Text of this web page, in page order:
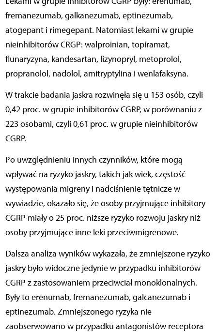
fremanezumab, galkanezumab, eptinezumab,
atogepant i rimegepant. Natomiast lekami w grupie
nieinhibitorów CRGP: walproinian, topiramat,
flunaryzyna, kandesartan, lizynopryl, metoprolol,
propranolol, nadolol, amitryptylina i wenlafaksyna.
W trakcie badania jaskra rozwinęła się u 153 osób, czyli
0,42 proc. w grupie inhibitorów CGRP, w porównaniu z
223 osobami, czyli 0,61 proc. w grupie nieinhibitorów
CGRP.
Po uwzględnieniu innych czynników, które mogą
wpływać na ryzyko jaskry, takich jak wiek, częstość
występowania migreny i nadciśnienie tętnicze w
wywiadzie, okazało się, że osoby przyjmujące inhibitory
CGRP miały o 25 proc. niższe ryzyko rozwoju jaskry niż
osoby przyjmujące inne leki przeciwmigrenowe.
Dalsza analiza wyników wykazała, że zmniejszone ryzyko
jaskry było widoczne jedynie w przypadku inhibitorów
CGRP z zastosowaniem przeciwciał monoklonalnych.
Były to erenumab, fremanezumab, galcanezumab i
eptinezumab. Zmniejszonego ryzyka nie
zaobserwowano w przypadku antagonistów receptora